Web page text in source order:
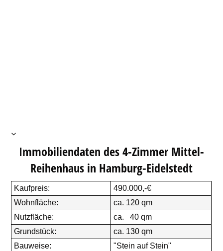
Immobiliendaten des 4-Zimmer Mittel-
Reihenhaus in Hamburg-Eidelstedt
Kaufpreis:
490.000,-€
Wohnfläche:
ca. 120 qm
Nutzfläche:
ca. 40 qm
Grundstück:
ca. 130 qm
Bauweise:
"Stein auf Stein"